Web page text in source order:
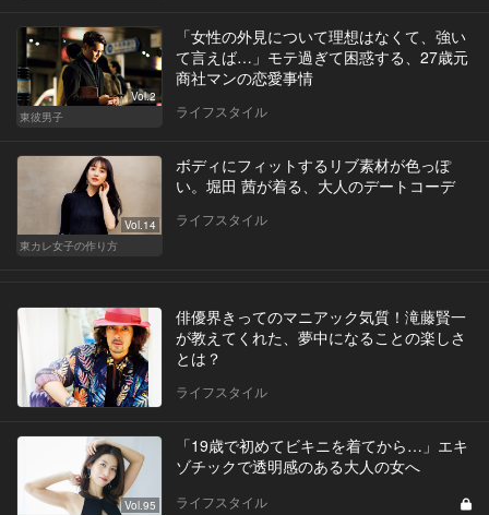
Vol.2
東彼男子
「女性の外見について理想はなくて、強い
て言えば…」モテ過ぎて困惑する、27歳元
商社マンの恋愛事情
ライフスタイル
Vol.14
東カレ女子の作り方
ボディにフィットするリブ素材が色っぽ
い。堀田 茜が着る、大人のデートコーデ
ライフスタイル
俳優界きってのマニアック気質！滝藤賢一
が教えてくれた、夢中になることの楽しさ
とは？
ライフスタイル
Vol.95
「19歳で初めてビキニを着てから…」エキ
ゾチックで透明感のある大人の女へ
ライフスタイル